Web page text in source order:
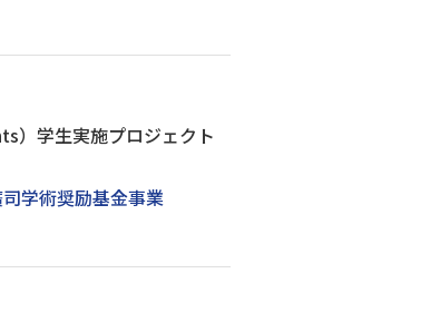
）学生実施プロジェクト
学術奨励基金事業